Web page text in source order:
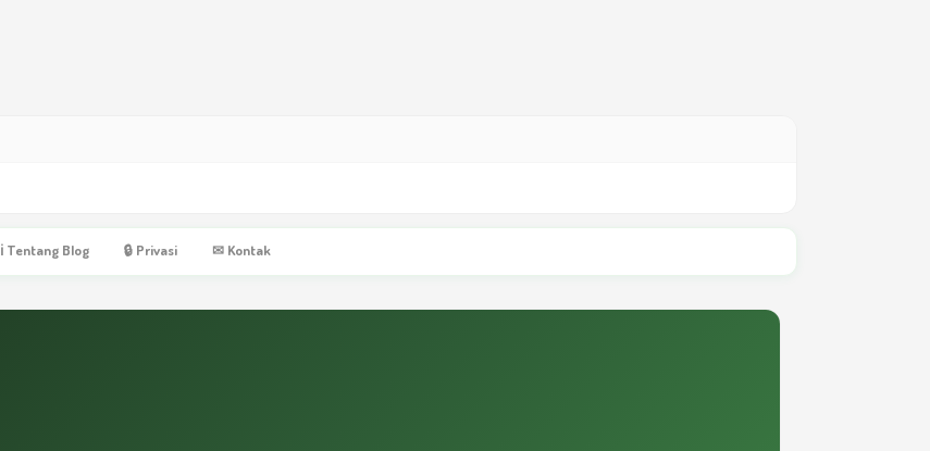
ℹ Tentang Blog 🔒 Privasi ✉ Kontak